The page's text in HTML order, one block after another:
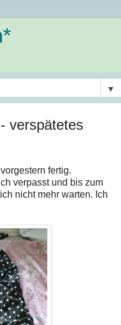
▼
verspätetes
fertig.
verpasst und bis zum
nicht mehr warten. Ich